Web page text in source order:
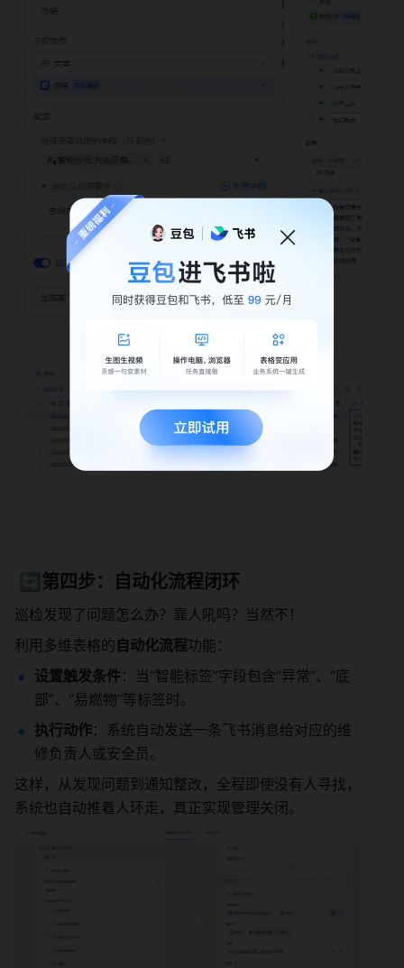
🔄第四步：自动化流程闭环
巡检发现了问题怎么办？靠人吼吗？当然不！
利用多维表格的 自动化流程功能：
设置触发条件：当“智能标签”字段包含“异常”、“底
部”、“易燃物”等标签时。
执行动作：系统自动发送一条飞书消息给对应的维
修负责人或安全员。
这样，从发现问题到通知整改，全程即使没有人寻找，
系统也自动推着人环走，真正实现管理关闭。